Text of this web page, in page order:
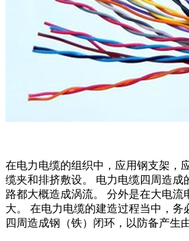
在电力电缆的组织中，应用钢支架，
缆夹和排挤敷设。 电力电缆四周造成
路都大概造成涡流。 分外是在大电流
大。 在电力电缆的建造过程当中，务
四周造成钢（铁）闭环，以防备产生